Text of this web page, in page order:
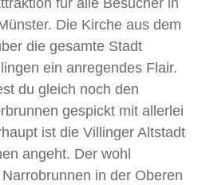
für alle Besucher in
Die Kirche aus dem
die gesamte Stadt
ein anregendes Flair.
du gleich noch den
gespickt mit allerlei
ist die Villinger Altstadt
angeht. Der wohl
in der Oberen